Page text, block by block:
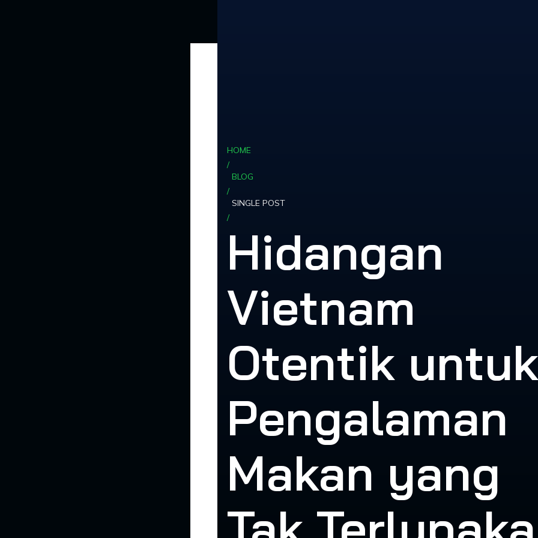
HOME
/
BLOG
/
SINGLE POST
/
Hidangan
Vietnam
Otentik untuk
Pengalaman
Makan yang